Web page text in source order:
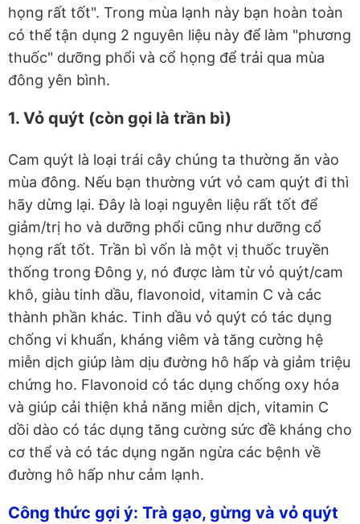
họng rất tốt". Trong mùa lạnh này bạn hoàn toàn
có thể tận dụng 2 nguyên liệu này để làm "phương
thuốc" dưỡng phổi và cổ họng để trải qua mùa
đông yên bình.
1. Vỏ quýt (còn gọi là trần bì)
Cam quýt là loại trái cây chúng ta thường ăn vào
mùa đông. Nếu bạn thường vứt vỏ cam quýt đi thì
hãy dừng lại. Đây là loại nguyên liệu rất tốt để
giảm/trị ho và dưỡng phổi cũng như dưỡng cổ
họng rất tốt. Trần bì vốn là một vị thuốc truyền
thống trong Đông y, nó được làm từ vỏ quýt/cam
khô, giàu tinh dầu, flavonoid, vitamin C và các
thành phần khác. Tinh dầu vỏ quýt có tác dụng
chống vi khuẩn, kháng viêm và tăng cường hệ
miễn dịch giúp làm dịu đường hô hấp và giảm triệu
chứng ho. Flavonoid có tác dụng chống oxy hóa
và giúp cải thiện khả năng miễn dịch, vitamin C
dồi dào có tác dụng tăng cường sức đề kháng cho
cơ thể và có tác dụng ngăn ngừa các bệnh về
đường hô hấp như cảm lạnh.
Công thức gợi ý: Trà gạo, gừng và vỏ quýt